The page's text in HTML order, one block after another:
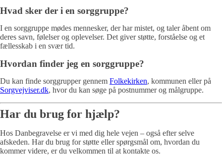
Hvad sker der i en sorggruppe?
I en sorggruppe mødes mennesker, der har mistet, og taler åbent om
deres savn, følelser og oplevelser. Det giver støtte, forståelse og et
fællesskab i en svær tid.
Hvordan finder jeg en sorggruppe?
Du kan finde sorggrupper gennem Folkekirken, kommunen eller på
Sorgvejviser.dk, hvor du kan søge på postnummer og målgruppe.
Har du brug for hjælp?
Hos Danbegravelse er vi med dig hele vejen – også efter selve
afskeden. Har du brug for støtte eller spørgsmål om, hvordan du
kommer videre, er du velkommen til at kontakte os.